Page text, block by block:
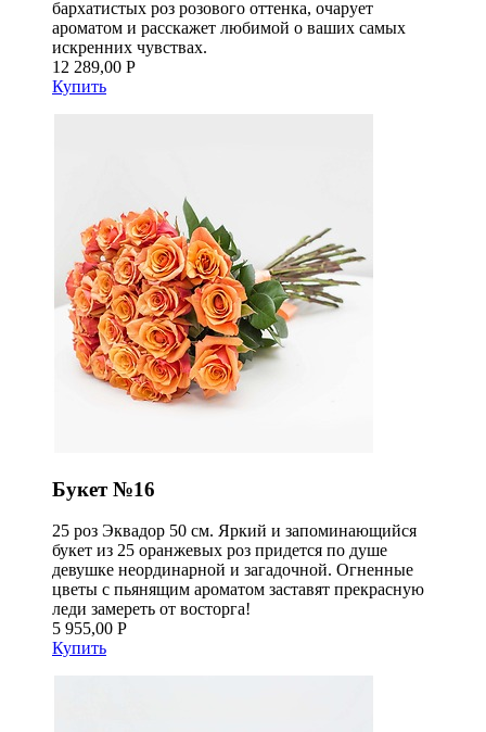
бархатистых роз розового оттенка, очарует
ароматом и расскажет любимой о ваших самых
искренних чувствах.
12 289,00 Р
Купить
Букет №16
25 роз Эквадор 50 см. Яркий и запоминающийся
букет из 25 оранжевых роз придется по душе
девушке неординарной и загадочной. Огненные
цветы с пьянящим ароматом заставят прекрасную
леди замереть от восторга!
5 955,00 Р
Купить